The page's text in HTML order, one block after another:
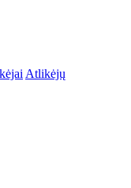
Atlikėjų